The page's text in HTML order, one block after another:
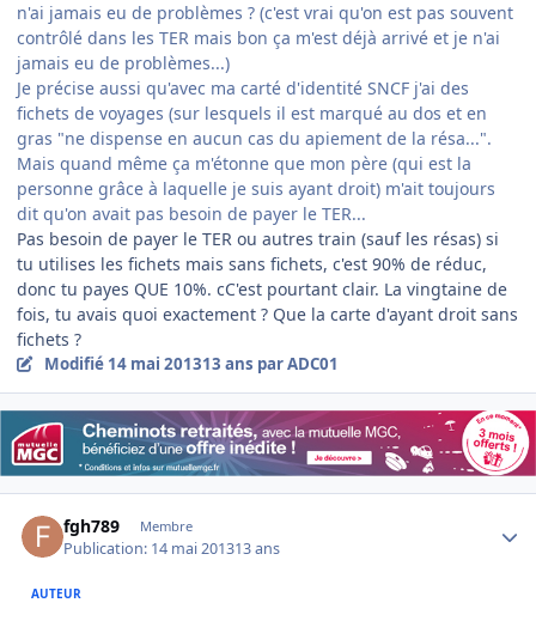
n'ai jamais eu de problèmes ? (c'est vrai qu'on est pas souvent
contrôlé dans les TER mais bon ça m'est déjà arrivé et je n'ai
jamais eu de problèmes...)
Je précise aussi qu'avec ma carté d'identité SNCF j'ai des
fichets de voyages (sur lesquels il est marqué au dos et en
gras "ne dispense en aucun cas du apiement de la résa...".
Mais quand même ça m'étonne que mon père (qui est la
personne grâce à laquelle je suis ayant droit) m'ait toujours
dit qu'on avait pas besoin de payer le TER...
Pas besoin de payer le TER ou autres train (sauf les résas) si
tu utilises les fichets mais sans fichets, c'est 90% de réduc,
donc tu payes QUE 10%. cC'est pourtant clair. La vingtaine de
fois, tu avais quoi exactement ? Que la carte d'ayant droit sans
fichets ?
Modifié 14 mai 201313 ans par ADC01
fgh789 Membre
Publication: 14 mai 201313 ans
AUTEUR